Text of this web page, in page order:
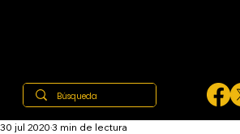
30 jul 2020 3 min de lectura